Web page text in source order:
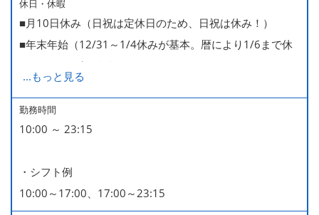
休日・休暇
■月10日休み（日祝は定休日のため、日祝は休み！）
■年末年始（12/31～1/4休みが基本。暦により1/6まで休
みなどもございます）
■GW・お盆（暦通り）
■有給休暇
■慶弔休暇
率100％ ＊2023～2025年実績）
...もっと見る
勤務時間
10:00 ～ 23:15
・シフト例
10:00～17:00、17:00～23:15